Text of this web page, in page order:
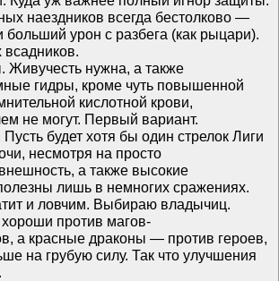
наездников всегда бестолково —
больший урон с разбега (как рыцари).
нужна, а также
гидры, кроме чуть повышенной
кислотной крови,
не могут. Первый вариант.
будет хотя бы один стрелок Лиги
несмотря на просто
а также высокие
лишь в немногих сражениях.
и ловчим. Выбираю владычиц.
против магов-
а красные драконы — против героев,
на грубую силу. Так что улучшения